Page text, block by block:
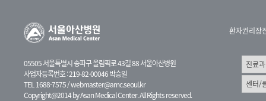
05505 서울특별시 송파구 올림픽로 43길 88 서울아산병원
사업자등록번호 : 219-82-00046 박승일
TEL 1688-7575 /webmaster@amc.seoul.kr
Copyright@2014 by Asan Medical Center. All Rights reserved.
환자권리장